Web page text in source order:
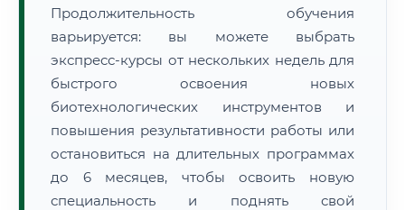
🔍Нажмите на документ для увеличения и просмотра
Продолжительность обучения
варьируется: вы можете выбрать
экспресс-курсы от нескольких недель для
быстрого освоения новых
биотехнологических инструментов и
повышения результативности работы или
остановиться на длительных программах
до 6 месяцев, чтобы освоить новую
специальность и поднять свой